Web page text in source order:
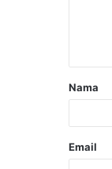
Nama
Email